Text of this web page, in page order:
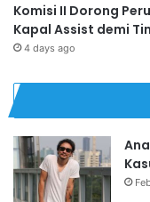
Komisi II Dorong
Kapal Assist demi
4 days ago